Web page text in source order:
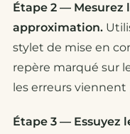
Étape 2 — Mesurez
approximation.
stylet de mise en
repère marqué sur
les erreurs
Étape 3 — Essuyez